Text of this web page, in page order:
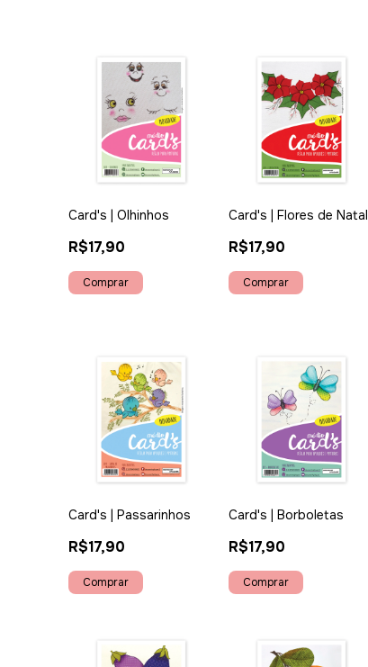
Card's | Olhinhos
R$17,90
Card's | Flores de Natal
R$17,90
Card's | Passarinhos
R$17,90
Card's | Borboletas
R$17,90